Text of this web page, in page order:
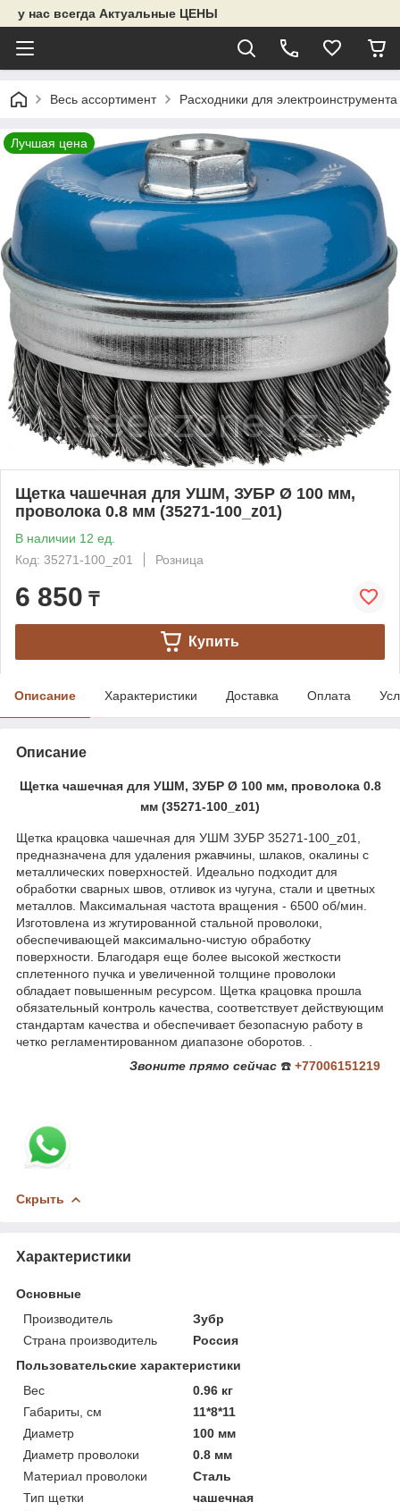
у нас всегда Актуальные ЦЕНЫ
Весь ассортимент Расходники для электроинструмента
Лучшая цена
Щетка чашечная для УШМ, ЗУБР Ø 100 мм,
проволока 0.8 мм (35271-100_z01)
В наличии 12 ед.
Код: 35271-100_z01
Розница
6 850 ₸
Купить
Описание Характеристики Доставка Оплата
Описание
Щетка чашечная для УШМ, ЗУБР Ø 100 мм, проволока 0.8
мм (35271-100_z01)
Щетка крацовка чашечная для УШМ ЗУБР 35271-100_z01,
предназначена для удаления ржавчины, шлаков, окалины с
металлических поверхностей. Идеально подходит для
обработки сварных швов, отливок из чугуна, стали и цветных
металлов. Максимальная частота вращения - 6500 об/мин.
Изготовлена из жгутированной стальной проволоки,
обеспечивающей максимально-чистую обработку
поверхности. Благодаря еще более высокой жесткости
сплетенного пучка и увеличенной толщине проволоки
обладает повышенным ресурсом. Щетка крацовка прошла
обязательный контроль качества, соответствует действующим
стандартам качества и обеспечивает безопасную работу в
четко регламентированном диапазоне оборотов. .
Звоните прямо сейчас ☎️ +77006151219
Скрыть
Характеристики
Основные
Производитель
Зубр
Страна производитель
Россия
Пользовательские характеристики
Вес
0.96 кг
Габариты, см
11*8*11
Диаметр
100 мм
Диаметр проволоки
0.8 мм
Материал проволоки
Сталь
Тип щетки
чашечная